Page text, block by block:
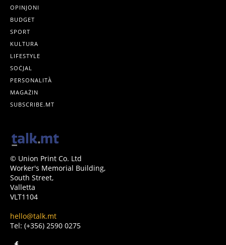
OPINJONI
BUDGET
SPORT
KULTURA
LIFESTYLE
SOĊJAL
PERSONALITÀ
MAGAŻIN
SUBSCRIBE.MT
© Union Print Co. Ltd
Worker's Memorial Building,
South Street,
Valletta
VLT1104
hello@talk.mt
Tel: (+356) 2590 0275